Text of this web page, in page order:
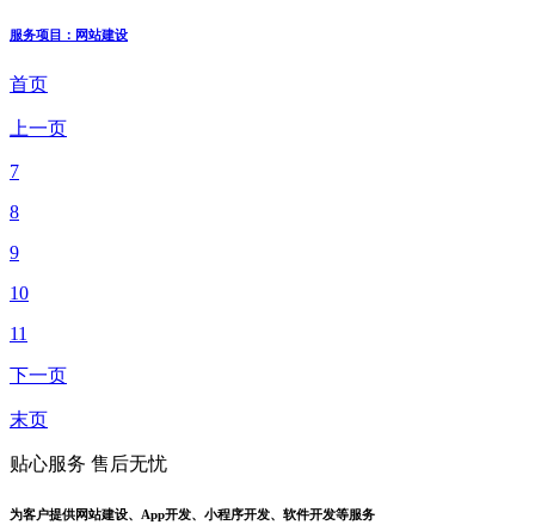
服务项目：网站建设
首页
上一页
7
8
9
10
11
下一页
末页
贴心服务 售后无忧
为客户提供网站建设、App开发、小程序开发、软件开发等服务